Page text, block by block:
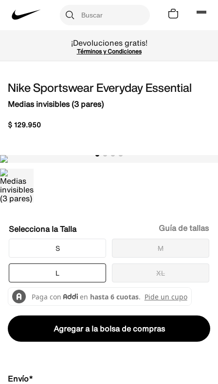
¡Devoluciones gratis!
Términos y Condiciones
Nike Sportswear Everyday Essential
Medias invisibles (3 pares)
$129.950
Talla
S M
L XL
Guía de tallas
Agregar a la bolsa de compras
Envío*